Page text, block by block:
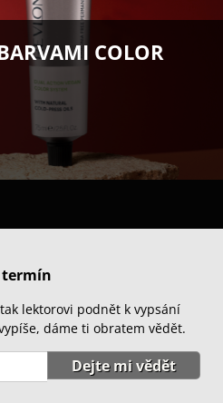
COLOR
termín
lektorovi podnět k vypsání
dáme ti obratem vědět.